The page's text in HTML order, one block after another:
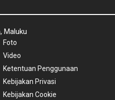
Maluku
Foto
Video
Ketentuan Penggunaan
Kebijakan Privasi
Kebijakan Cookie